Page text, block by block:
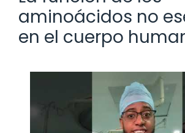
aminoácidos no
en el cuerpo